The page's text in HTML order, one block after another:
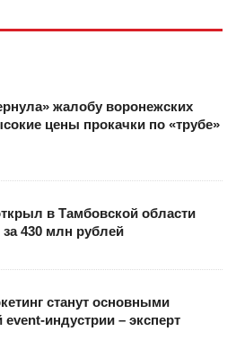
жалобу воронежских
цены прокачки по «трубе»
в Тамбовской области
430 млн рублей
станут основными
индустрии – эксперт